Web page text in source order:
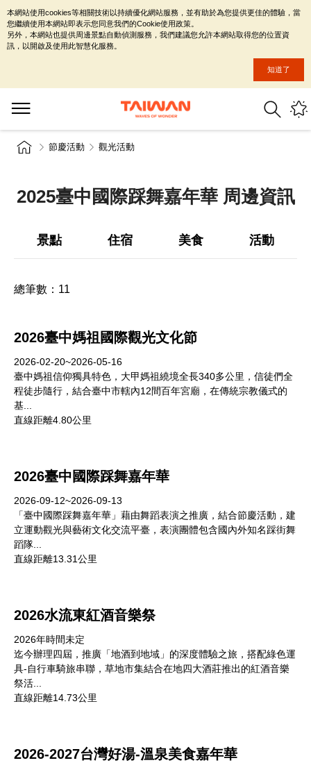
節慶活動 觀光活動
2025臺中國際踩舞嘉年華 周邊資訊
景點 住宿 美食 活動
總筆數： 11
2026臺中媽祖國際觀光文化節
2026-02-20~2026-05-16
臺中媽祖信仰獨具特色，大甲媽祖繞境全長340多公里，信徒們全
程徒步隨行，結合臺中市轄內12間百年宮廟，在傳統宗教儀式的
基...
直線距離4.80公里
2026臺中國際踩舞嘉年華
2026-09-12~2026-09-13
「臺中國際踩舞嘉年華」藉由舞蹈表演之推廣，結合節慶活動，建
立運動觀光與藝術文化交流平臺，表演團體包含國內外知名踩街舞
蹈隊...
直線距離13.31公里
2026水流東紅酒音樂祭
2026年時間未定
迄今辦理四屆，推廣「地酒到地域」的深度體驗之旅，搭配綠色運
具-自行車騎旅串聯，草地市集結合在地四大酒莊推出的紅酒音樂
祭活...
直線距離14.73公里
2026-2027台灣好湯-溫泉美食嘉年華
本網站使用cookies等相關技術以持續優化網站服務，並有助於為您提供更佳的體驗，當
您繼續使用本網站即表示您同意我們的Cookie使用政策。
另外，本網站也提供周邊景點自動偵測服務，我們建議您允許本網站取得您的位置資
訊，以開啟及使用此智慧化服務。
知道了